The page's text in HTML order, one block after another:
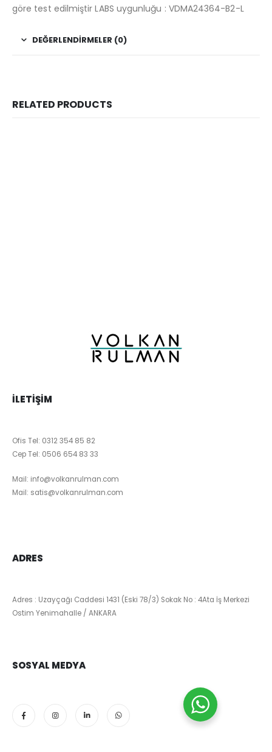
göre test edilmiştir LABS uygunluğu : VDMA24364-B2-L
DEĞERLENDIRMELER (0)
RELATED PRODUCTS
İLETIŞIM
Ofis Tel: 0312 354 85 82
Cep Tel: 0506 654 83 33
Mail: info@volkanrulman.com
Mail: satis@volkanrulman.com
ADRES
Adres : Uzayçağı Caddesi 1431 (Eski 78/3) Sokak No : 4Ata İş Merkezi
Ostim Yenimahalle / ANKARA
SOSYAL MEDYA